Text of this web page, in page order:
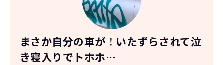
まさか自分の車が！ いたずらされて泣
き寝入りでトホホ…